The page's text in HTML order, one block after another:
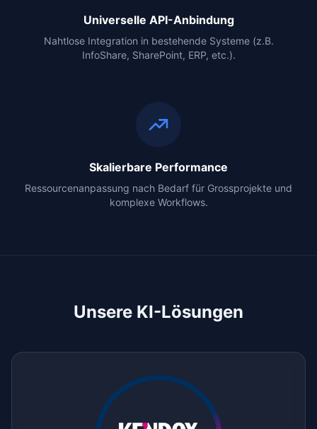
Universelle API-Anbindung
Nahtlose Integration in bestehende Systeme (z.B.
InfoShare, SharePoint, ERP, etc.).
Skalierbare Performance
Ressourcenanpassung nach Bedarf für Grossprojekte und
komplexe Workflows.
Unsere KI-Lösungen